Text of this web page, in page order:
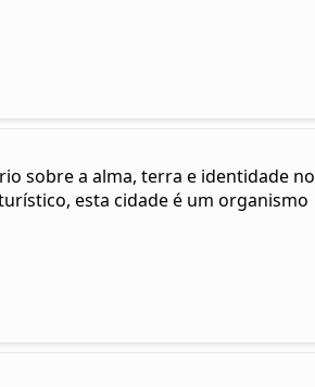
sobre a alma, terra e identidade no
esta cidade é um organismo